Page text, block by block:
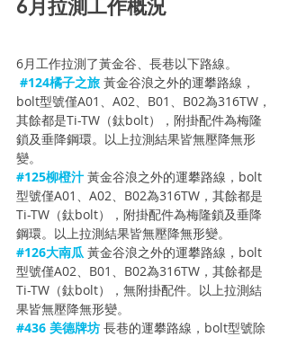
6月拉測工作概況
6月工作拉測了黃金谷、長巷以下路線。
#124橘子之旅 黃金谷浪之外的運攀路線，
bolt型號僅A01、A02、B01、B02為316TW，
其餘都是Ti-TW（鈦bolt），附掛配件為梅隆
鎖及垂降鋼環。以上拉測結果皆無壓降無形
變。
#125柳橙汁 黃金谷浪之外的運攀路線，bolt
型號僅A01、A02、B02為316TW，其餘都是
Ti-TW（鈦bolt），附掛配件為梅隆鎖及垂降
鋼環。以上拉測結果皆無壓降無形變。
#126大南瓜 黃金谷浪之外的運攀路線，bolt
型號僅A02、B01、B02為316TW，其餘都是
Ti-TW（鈦bolt），無附掛配件。以上拉測結
果皆無壓降無形變。
#436 美德牌坊 長巷的運攀路線，bolt型號除